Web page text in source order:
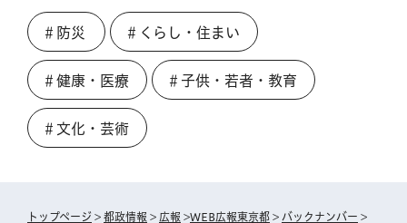
＃防災 ＃くらし・住まい
＃健康・医療 ＃子供・若者・教育
＃文化・芸術
トップページ > 都政情報 > 広報 >WEB広報東京都 > バックナンバー >